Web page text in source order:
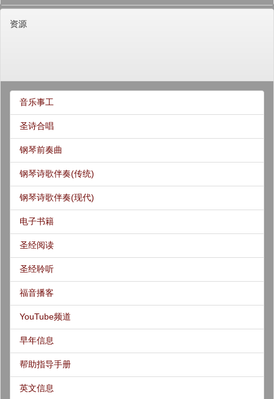
资源
音乐事工
圣诗合唱
钢琴前奏曲
钢琴诗歌伴奏(传统)
钢琴诗歌伴奏(现代)
电子书籍
圣经阅读
圣经聆听
福音播客
YouTube频道
早年信息
帮助指导手册
英文信息